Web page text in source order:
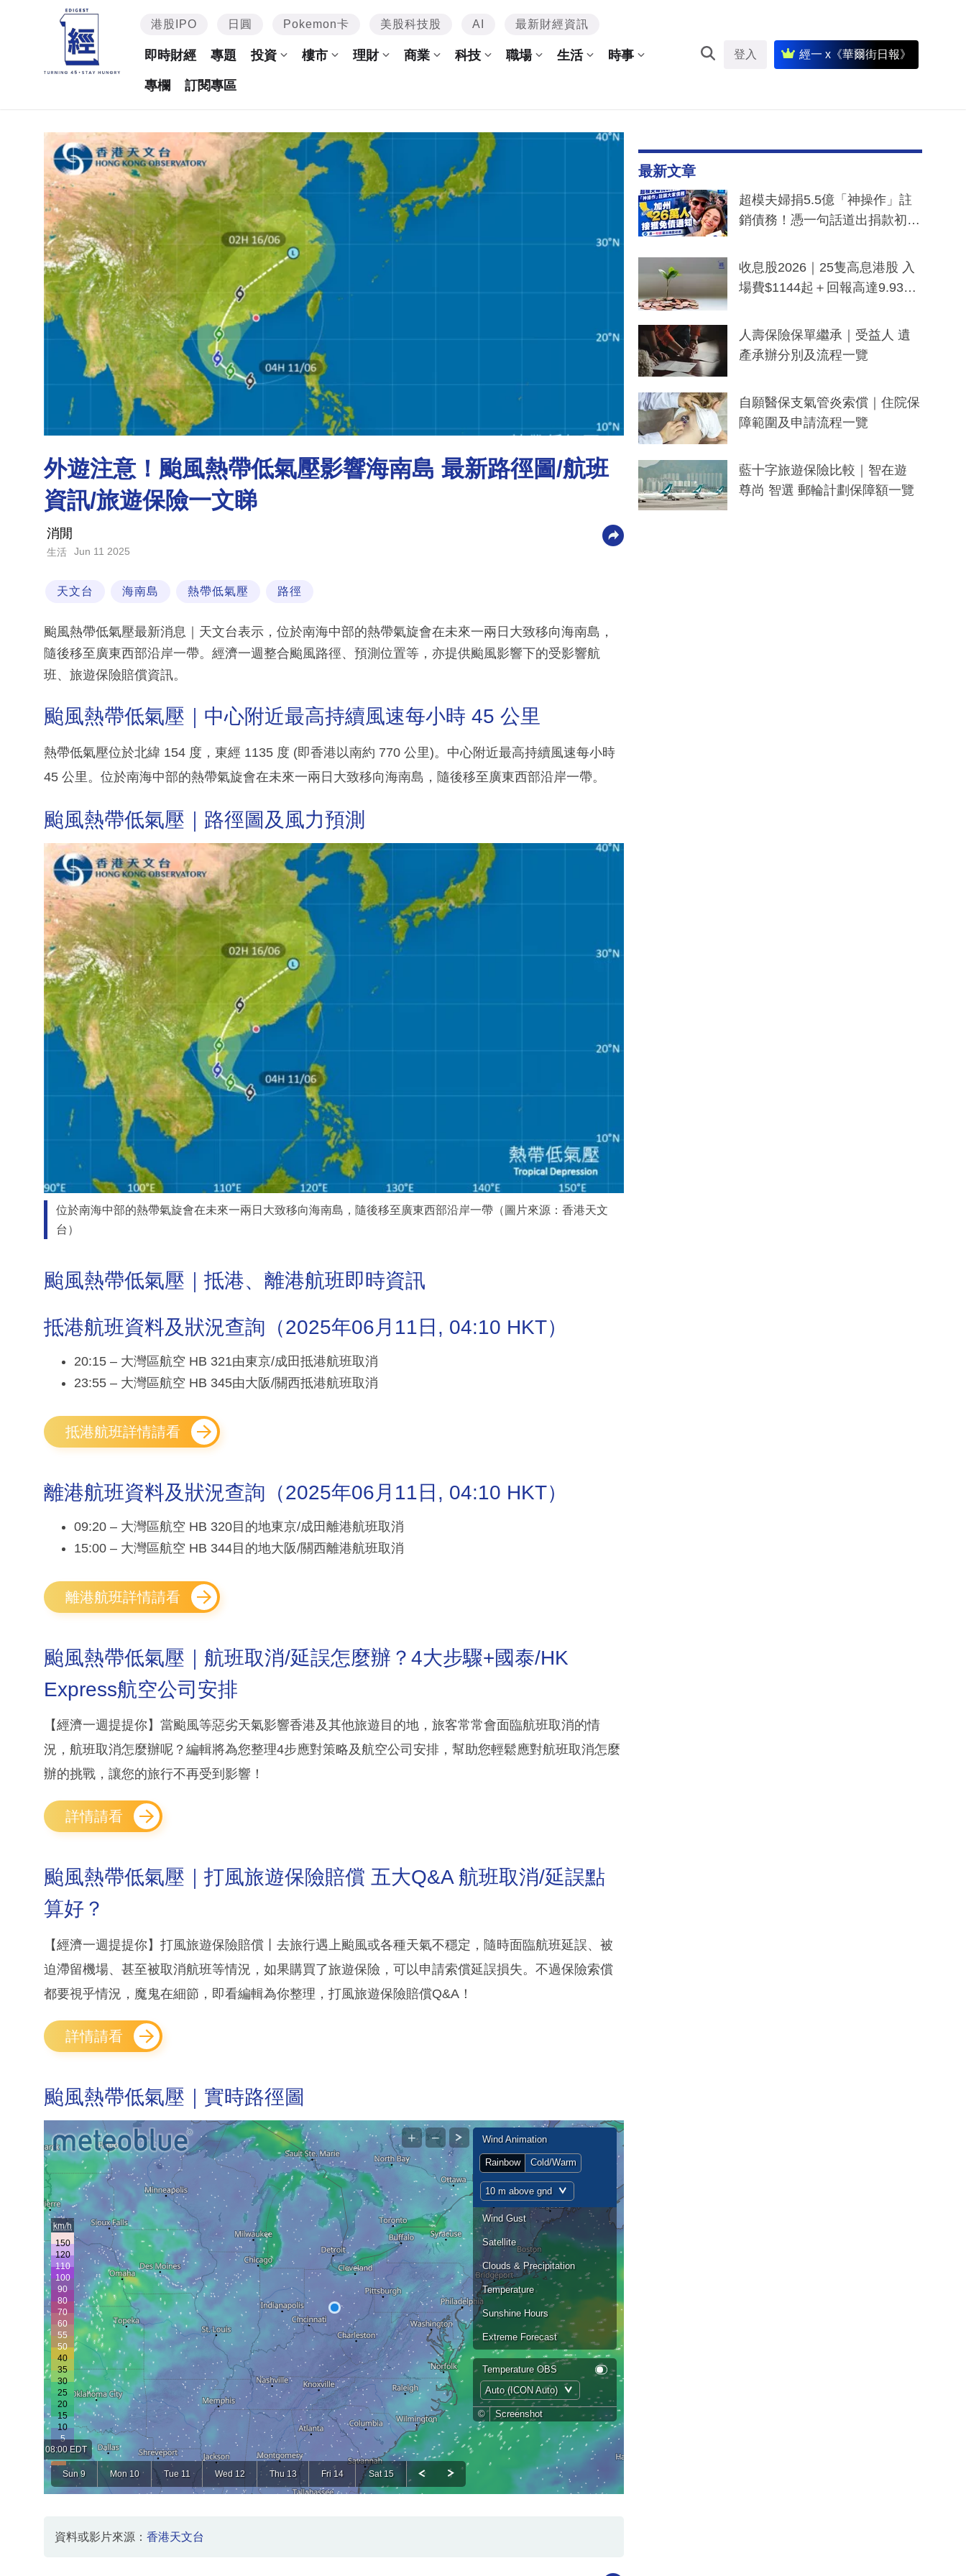
港股IPO 日圓 Pokemon卡 美股科技股 AI 最新財經資訊
即時財經 專題 投資 樓市 理財 商業 科技 職場 生活 時事
專欄 訂閱專區
登入 經一 x《華爾街日報》
外遊注意！颱風熱帶低氣壓影響海南島 最新路徑圖/航班
資訊/旅遊保險一文睇
消閒
生活 Jun 11 2025
天文台 海南島 熱帶低氣壓 路徑
颱風熱帶低氣壓最新消息｜天文台表示，位於南海中部的熱帶氣旋會在未來一兩日大致移向海南島，
隨後移至廣東西部沿岸一帶。經濟一週整合颱風路徑、預測位置等，亦提供颱風影響下的受影響航
班、旅遊保險賠償資訊。
颱風熱帶低氣壓｜中心附近最高持續風速每小時 45 公里
熱帶低氣壓位於北緯 154 度，東經 1135 度 (即香港以南約 770 公里)。中心附近最高持續風速每小時
45 公里。位於南海中部的熱帶氣旋會在未來一兩日大致移向海南島，隨後移至廣東西部沿岸一帶。
颱風熱帶低氣壓｜路徑圖及風力預測
位於南海中部的熱帶氣旋會在未來一兩日大致移向海南島，隨後移至廣東西部沿岸一帶（圖片來源：香港天文
台）
颱風熱帶低氣壓｜抵港、離港航班即時資訊
抵港航班資料及狀況查詢（2025年06月11日, 04:10 HKT）
20:15 – 大灣區航空 HB 321由東京/成田抵港航班取消
23:55 – 大灣區航空 HB 345由大阪/關西抵港航班取消
抵港航班詳情請看
離港航班資料及狀況查詢（2025年06月11日, 04:10 HKT）
09:20 – 大灣區航空 HB 320目的地東京/成田離港航班取消
15:00 – 大灣區航空 HB 344目的地大阪/關西離港航班取消
離港航班詳情請看
颱風熱帶低氣壓｜航班取消/延誤怎麼辦？4大步驟+國泰/HK
Express航空公司安排
【經濟一週提提你】當颱風等惡劣天氣影響香港及其他旅遊目的地，旅客常常會面臨航班取消的情
況，航班取消怎麼辦呢？編輯將為您整理4步應對策略及航空公司安排，幫助您輕鬆應對航班取消怎麼
辦的挑戰，讓您的旅行不再受到影響！
詳情請看
颱風熱帶低氣壓｜打風旅遊保險賠償 五大Q&A 航班取消/延誤點
算好？
【經濟一週提提你】打風旅遊保險賠償丨去旅行遇上颱風或各種天氣不穩定，隨時面臨航班延誤、被
迫滯留機場、甚至被取消航班等情況，如果購買了旅遊保險，可以申請索償延誤損失。不過保險索償
都要視乎情況，魔鬼在細節，即看編輯為你整理，打風旅遊保險賠償Q&A！
詳情請看
颱風熱帶低氣壓｜實時路徑圖
資料或影片來源： 香港天文台
最新文章
超模夫婦捐5.5億「神操作」註
銷債務！憑一句話道出捐款初
一度被誤當詐騙手段
收息股2026｜25隻高息港股 入
場費$1144起＋回報高達9.93
人壽保險保單繼承｜受益人 遺
產承辦分別及流程一覽
自願醫保支氣管炎索償｜住院保
障範圍及申請流程一覽
藍十字旅遊保險比較｜智在遊
尊尚 智選 郵輪計劃保障額一覽